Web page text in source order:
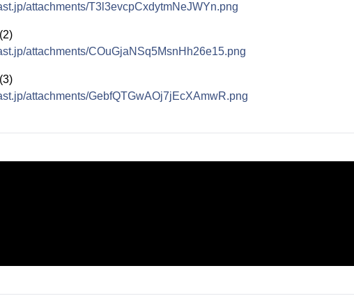
attachments/T3l3evcpCxdytmNeJWYn.png
attachments/COuGjaNSq5MsnHh26e15.png
attachments/GebfQTGwAOj7jEcXAmwR.png